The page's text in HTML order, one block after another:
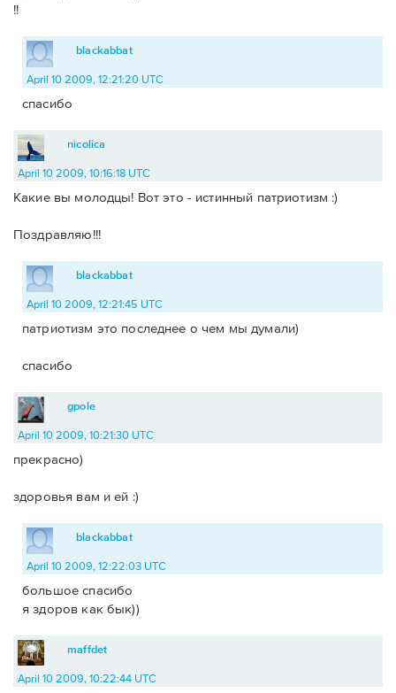
!!
blackabbat
April 10 2009, 12:21:20 UTC
спасибо
nicolica
April 10 2009, 10:16:18 UTC
Какие вы молодцы! Вот это - истинный патриотизм :)
Поздравляю!!!
blackabbat
April 10 2009, 12:21:45 UTC
патриотизм это последнее о чем мы думали)
спасибо
gpole
April 10 2009, 10:21:30 UTC
прекрасно)
здоровья вам и ей :)
blackabbat
April 10 2009, 12:22:03 UTC
большое спасибо
я здоров как бык))
maffdet
April 10 2009, 10:22:44 UTC